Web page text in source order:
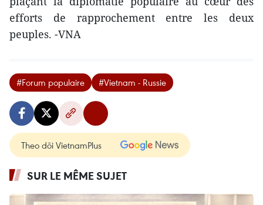
efforts de rapprochement entre les deux
peuples. -VNA
#Forum populaire #Vietnam - Russie
Theo dõi VietnamPlus
SUR LE MÊME SUJET